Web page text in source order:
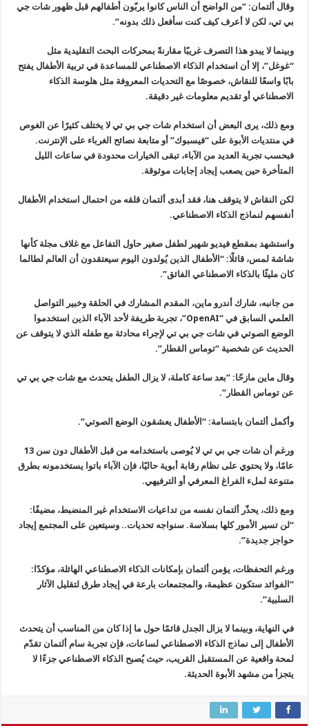
وقال ألتمان: “من الواضح أن الناس كانوا يربّون أطفالهم قبل ظهور شات جي
بي تي، لكن لا أعرف كيف كنت سأفعل ذلك بدونه”.
وبينما لا يبدو هذا التصرف غريبًا مقارنةً بمحركات البحث التقليدية مثل
“غوغل”، إلا أن استخدام الذكاء الاصطناعي للمساعدة في تربية الأطفال يفتح
بابًا واسعًا للنقاش، خصوصًا مع التحديات المعروفة مثل هلوسة الذكاء
الاصطناعي أو تقديم معلومات غير دقيقة.
ومع ذلك، يرى البعض أن استخدام شات جي بي تي لا يختلف كثيرًا عن الغوص
في منتديات الأبوة على “فيسبوك” أو متابعة نصائح الغرباء على الإنترنت.
فبحسب تجربة العديد من الآباء، تبقى الخيارات محدودة في ساعات الليل
المتأخرة حين يصعب إيجاد إجابات موثوقة.
لكن النقاش لا يتوقف هنا، فقد أبدى ألتمان قلقه من احتمال استخدام الأطفال
أنفسهم لنماذج الذكاء الاصطناعي.
واستشهد بمقطع فيديو شهير لطفل صغير حاول التفاعل مع غلاف مجلة كأنها
شاشة لمس، قائلًا: “الأطفال الذين يُولدون اليوم سيعتقدون أن العالم لطالما
كان مليئًا بالذكاء الاصطناعي الفائق”.
من جانبه، شارك أندرو ماين، المقدم المشارك في الحلقة وخبير التواصل
العلمي السابق في “OpenAI”، تجربة طريفة لأحد الآباء الذين استخدموا
الوضع الصوتي في شات جي بي تي لإجراء محادثة مع طفله الذي لا يتوقف عن
الحديث عن شخصية “توماس القطار”.
وقال ماين مازحًا: “بعد ساعة كاملة، لا يزال الطفل يتحدث مع شات جي بي تي
عن توماس القطار”.
وأكمل ألتمان بابتسامة: “الأطفال يعشقون الوضع الصوتي”.
ورغم أن شات جي بي تي لا يُوصى باستخدامه من قبل الأطفال دون سن 13
عامًا، ولا يحتوي على نظام رقابة أبوية حاليًا، فإن الآباء باتوا يستخدمونه بطرق
متنوعة لملء الفراغ المعرفي أو الترفيهي.
ومع ذلك، يحذّر ألتمان نفسه من تداعيات الاستخدام غير المنضبط، مضيفًا:
“لن تسير الأمور كلها بسلاسة. سنواجه تحديات.. وسيتعين على المجتمع إيجاد
حواجز جديدة”.
ورغم التحفظات، يؤمن ألتمان بإمكانات الذكاء الاصطناعي الهائلة، مؤكدًا:
“الفوائد ستكون عظيمة، والمجتمعات بارعة في إيجاد طرق لتقليل الآثار
السلبية”.
في النهاية، وبينما لا يزال الجدل قائمًا حول ما إذا كان من المناسب أن يتحدث
الأطفال إلى نماذج الذكاء الاصطناعي لساعات، فإن تجربة سام ألتمان تقدّم
لمحة واقعية عن المستقبل القريب، حيث يُصبح الذكاء الاصطناعي جزءًا لا
يتجزأ من مشهد الأبوة الحديثة.